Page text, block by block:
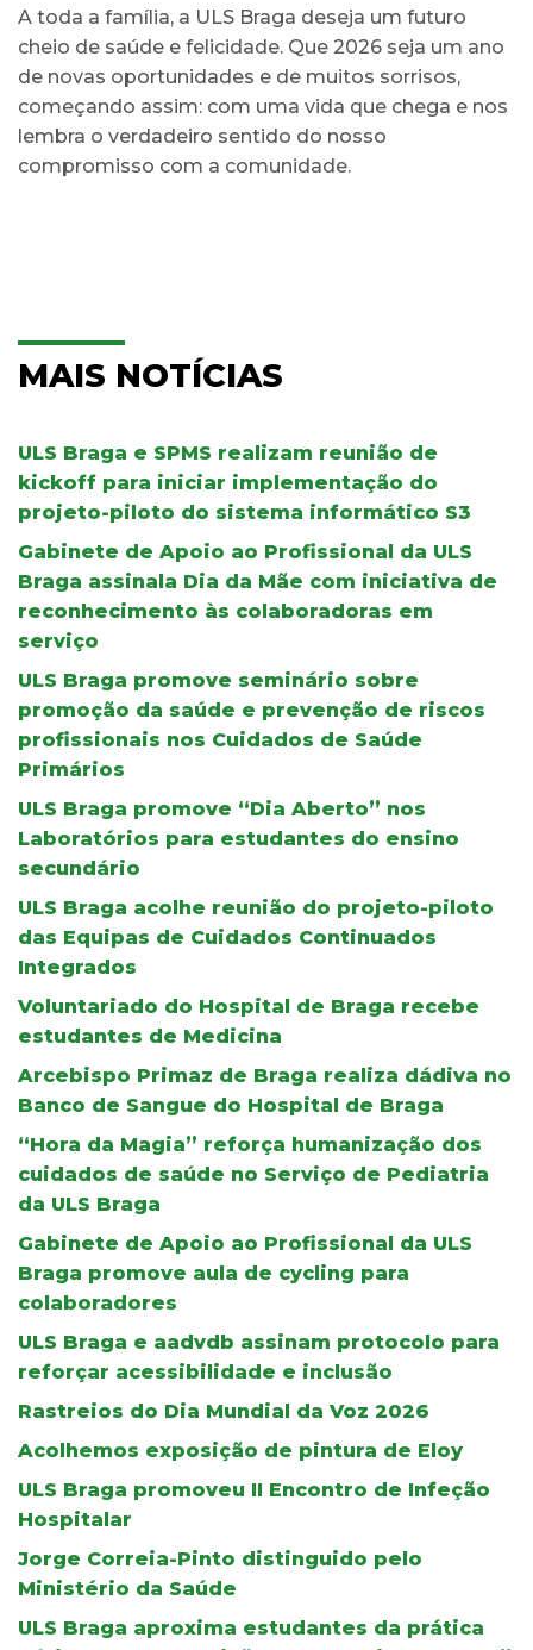
A toda a família, a ULS Braga deseja um futuro
cheio de saúde e felicidade. Que 2026 seja um ano
de novas oportunidades e de muitos sorrisos,
começando assim: com uma vida que chega e nos
lembra o verdadeiro sentido do nosso
compromisso com a comunidade.
MAIS NOTÍCIAS
ULS Braga e SPMS realizam reunião de
kickoff para iniciar implementação do
projeto-piloto do sistema informático S3
Gabinete de Apoio ao Profissional da ULS
Braga assinala Dia da Mãe com iniciativa de
reconhecimento às colaboradoras em
serviço
ULS Braga promove seminário sobre
promoção da saúde e prevenção de riscos
profissionais nos Cuidados de Saúde
Primários
ULS Braga promove “Dia Aberto” nos
Laboratórios para estudantes do ensino
secundário
ULS Braga acolhe reunião do projeto-piloto
das Equipas de Cuidados Continuados
Integrados
Voluntariado do Hospital de Braga recebe
estudantes de Medicina
Arcebispo Primaz de Braga realiza dádiva no
Banco de Sangue do Hospital de Braga
“Hora da Magia” reforça humanização dos
cuidados de saúde no Serviço de Pediatria
da ULS Braga
Gabinete de Apoio ao Profissional da ULS
Braga promove aula de cycling para
colaboradores
ULS Braga e aadvdb assinam protocolo para
reforçar acessibilidade e inclusão
Rastreios do Dia Mundial da Voz 2026
Acolhemos exposição de pintura de Eloy
ULS Braga promoveu II Encontro de Infeção
Hospitalar
Jorge Correia-Pinto distinguido pelo
Ministério da Saúde
ULS Braga aproxima estudantes da prática